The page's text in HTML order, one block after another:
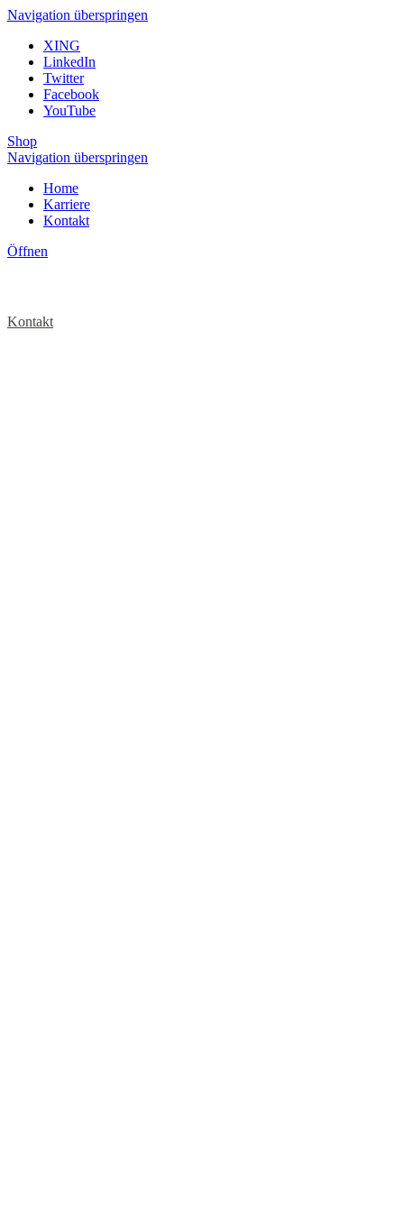
Navigation überspringen
XING
LinkedIn
Twitter
Facebook
YouTube
Shop
Navigation überspringen
Home
Karriere
Kontakt
Öffnen
Kontakt